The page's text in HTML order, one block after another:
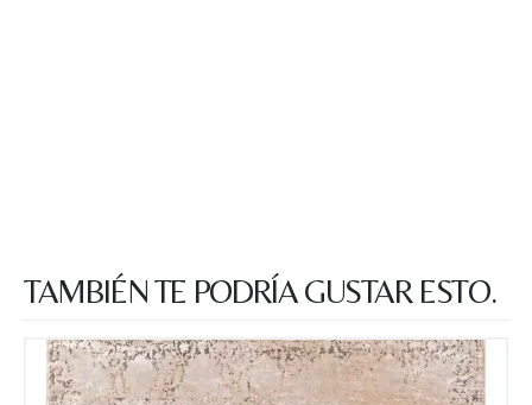
TAMBIÉN TE PODRÍA GUSTAR ESTO.